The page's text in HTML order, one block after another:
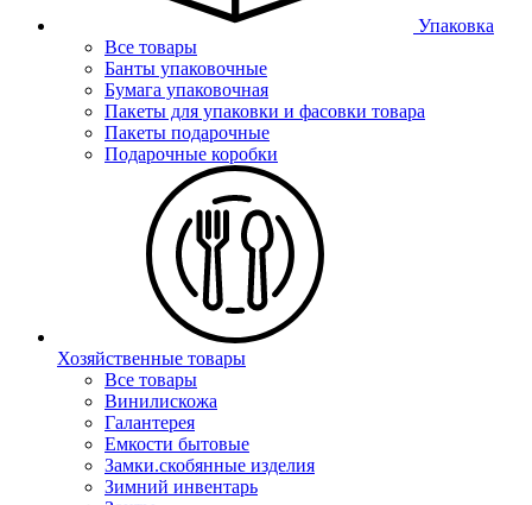
Упаковка
Все товары
Банты упаковочные
Бумага упаковочная
Пакеты для упаковки и фасовки товара
Пакеты подарочные
Подарочные коробки
Хозяйственные товары
Все товары
Винилискожа
Галантерея
Емкости бытовые
Замки.скобянные изделия
Зимний инвентарь